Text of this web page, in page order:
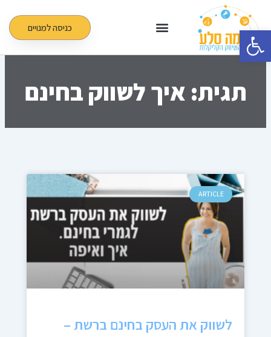
פתח סרגל נגישות
לתוכן
כניסה למנויים
תגית: איך לשווק בחינם
ARTICLE
לשווק את העסק בחינם ברשת –